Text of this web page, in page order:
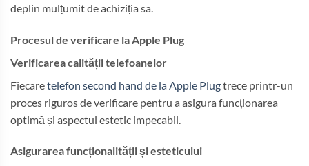
deplin mulțumit de achiziția sa.
Procesul de verificare la Apple Plug
Verificarea calității telefoanelor
Fiecaretelefon second hand de la Apple Plugtrece printr-un
proces riguros de verificare pentru a asigura funcționarea
optimă și aspectul estetic impecabil.
Asigurarea funcționalității și esteticului